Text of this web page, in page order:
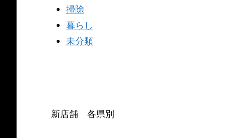
掃除
暮らし
未分類
新店舗 各県別